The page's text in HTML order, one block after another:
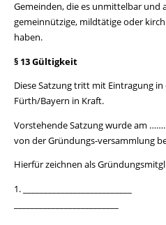
Gemeinden, die es unmittelbar und
gemeinnützige, mildtätige oder
haben.
§ 13 Gültigkeit
Diese Satzung tritt mit Eintragung in
Fürth/Bayern in Kraft.
Vorstehende Satzung wurde am
von der Gründungs-versammlung
Hierfür zeichnen als
1.